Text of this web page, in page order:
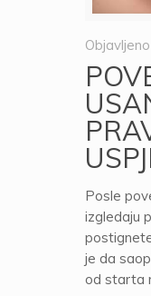
Posle
izgledaju
je da
od starta